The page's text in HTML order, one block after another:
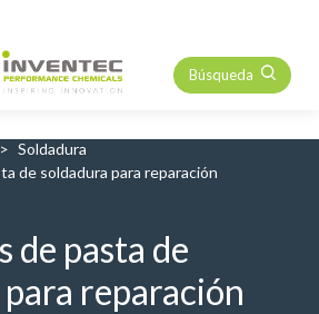
Búsqueda
Soldadura
de soldadura para reparación
de pasta de
reparación